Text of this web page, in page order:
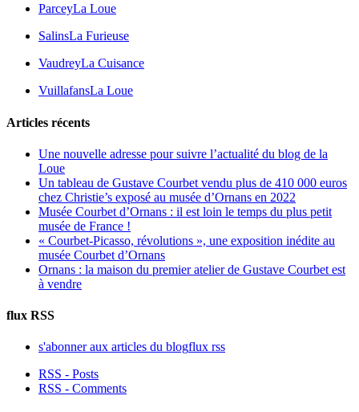
ParceyLa Loue
SalinsLa Furieuse
VaudreyLa Cuisance
VuillafansLa Loue
Articles récents
Une nouvelle adresse pour suivre l’actualité du blog de la
Loue
Un tableau de Gustave Courbet vendu plus de 410 000 euros
chez Christie’s exposé au musée d’Ornans en 2022
Musée Courbet d’Ornans : il est loin le temps du plus petit
musée de France !
« Courbet-Picasso, révolutions », une exposition inédite au
musée Courbet d’Ornans
Ornans : la maison du premier atelier de Gustave Courbet est
à vendre
flux RSS
s'abonner aux articles du blogflux rss
RSS - Posts
RSS - Comments